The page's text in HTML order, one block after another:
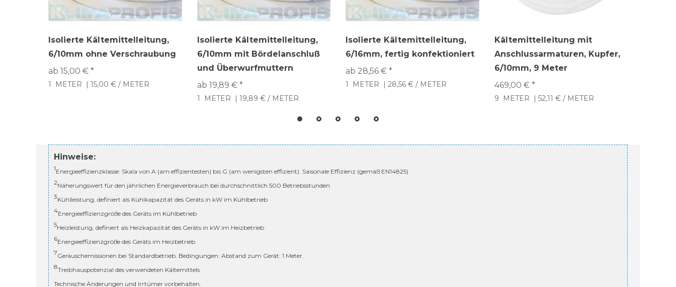
Isolierte Kältemittelleitung,
6/10mm ohne Verschraubung
ab 15,00 € *
1 METER | 15,00 € / METER
Isolierte Kältemittelleitung,
6/10mm mit Bördelanschluß
und Überwurfmuttern
ab 19,89 € *
1 METER | 19,89 € / METER
Isolierte Kältemittelleitung,
6/16mm, fertig konfektioniert
ab 28,56 € *
1 METER | 28,56 € / METER
Kältemittelleitung mit
Anschlussarmaturen, Kupfer,
6/10mm, 9 Meter
469,00 € *
9 METER | 52,11 € / METER
Hinweise:
1Energieeffizienzklasse: Skala von A (am effizientesten) bis G (am wenigsten effizient). Saisonale Effizienz (gemäß EN14825)
2Näherungswert für den jährlichen Energieverbrauch bei durchschnittlich 500 Betriebsstunden
3Kühlleistung, definiert als Kühlkapazität des Geräts in kW im Kühlbetrieb
4Energieeffizienzgröße des Geräts im Kühlbetrieb
5Heizleistung, definiert als Heizkapazität des Geräts in kW im Heizbetrieb
6Energieeffizienzgröße des Geräts im Heizbetrieb
7Geräuschemissionen bei Standardbetrieb. Bedingungen: Abstand zum Gerät: 1 Meter.
8Treibhauspotenzial des verwendeten Kältemittels
Technische Änderungen und Irrtümer vorbehalten.